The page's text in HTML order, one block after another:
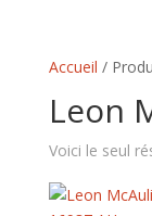
Accueil /
Leon
Voici le seul